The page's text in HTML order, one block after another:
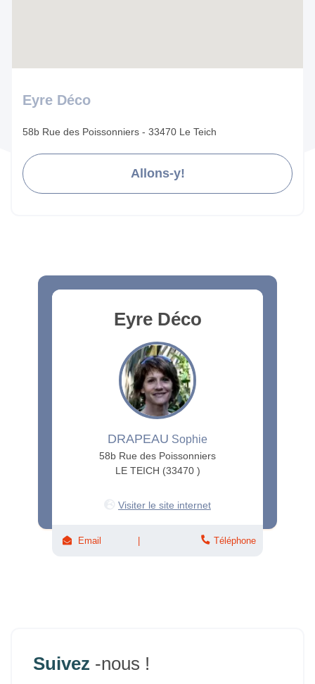
Eyre Déco
58b Rue des Poissonniers - 33470 Le Teich
Allons-y!
Eyre Déco
DRAPEAU Sophie
58b Rue des Poissonniers
LE TEICH (33470 )
Visiter le site internet
Email Téléphone
Suivez -nous !